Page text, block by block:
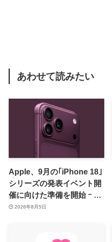
あわせて読みたい
Apple、9月の｢iPhone 18｣
シリーズの発表イベント開
催に向けた準備を開始 ｰ 9
月8日か9月9日に開催見込
2026年8月5日